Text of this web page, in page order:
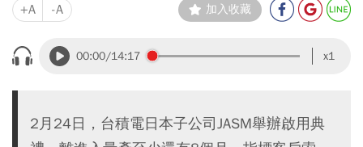
+A -A 加入收藏
00:00/14:17 x1
2月24日，台積電日本子公司JASM舉辦啟用典